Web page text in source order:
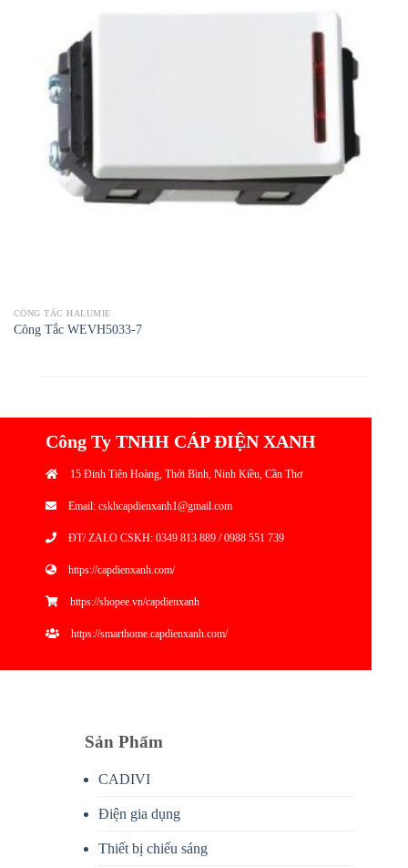
CÔNG TẮC HALUMIE
Công Tắc WEVH5033-7
Công Ty TNHH CÁP ĐIỆN XANH
15 Đinh Tiên Hoàng, Thới Bình, Ninh Kiều, Cần Thơ
Email: cskhcapdienxanh1@gmail.com
ĐT/ ZALO CSKH: 0349 813 889 / 0988 551 739
https://capdienxanh.com/
https://shopee.vn/capdienxanh
https://smarthome.capdienxanh.com/
Sản Phẩm
CADIVI
Điện gia dụng
Thiết bị chiếu sáng